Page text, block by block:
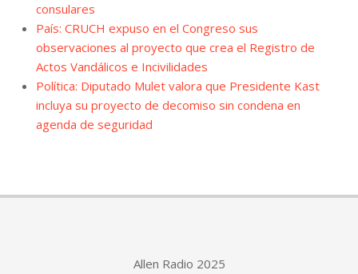
consulares
País: CRUCH expuso en el Congreso sus
observaciones al proyecto que crea el Registro de
Actos Vandálicos e Incivilidades
Política: Diputado Mulet valora que Presidente Kast
incluya su proyecto de decomiso sin condena en
agenda de seguridad
Allen Radio 2025